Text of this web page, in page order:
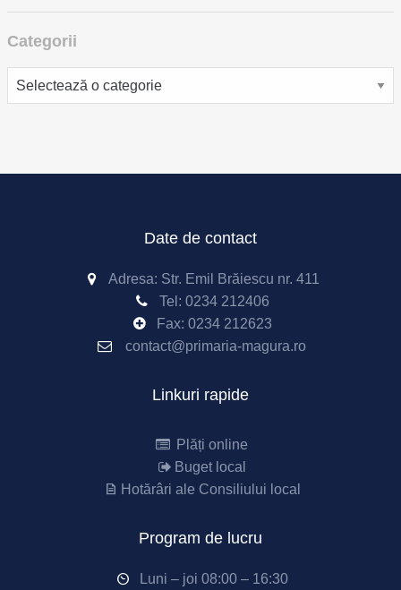
Categorii
Categorii
Date de contact
Adresa: Str. Emil Brăiescu nr. 411
Tel: 0234 212406
Fax: 0234 212623
contact@primaria-magura.ro
Linkuri rapide
Plăți online
Buget local
Hotărâri ale Consiliului local
Program de lucru
Luni – joi 08:00 – 16:30